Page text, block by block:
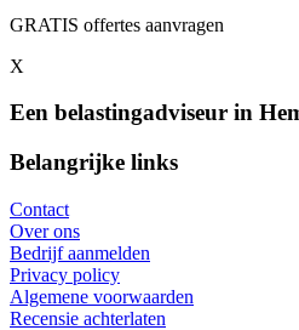
GRATIS offertes aanvragen
X
Een belastingadviseur in
Belangrijke links
Contact
Over ons
Bedrijf aanmelden
Privacy policy
Algemene voorwaarden
Recensie achterlaten